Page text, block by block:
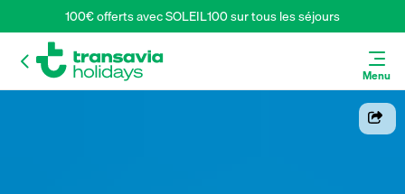
100€ offerts avec SOLEIL100 sur tous les séjours
Menu